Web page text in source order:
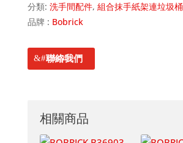
分類: 洗手間配件, 組合抹手紙架連垃圾桶
品牌 : Bobrick
聯絡我們
相關商品